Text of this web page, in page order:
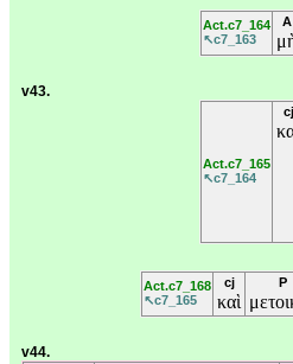
Act.c7_164
↖c7_163
A
v43.
Act.c7_165
↖c7_164
cj
Act.c7_168
↖c7_165
cj
καὶ
P
v44.